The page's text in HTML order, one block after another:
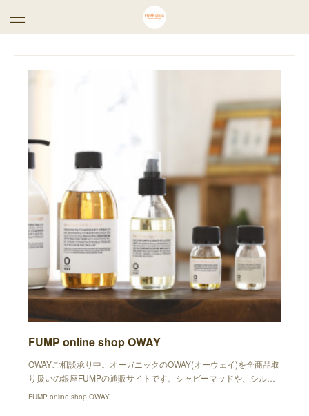
FUMP online shop OWAY
OWAYご相談承り中。オーガニックのOWAY(オーウェイ)を全商品取
り扱いの銀座FUMPの通販サイトです。シャビーマッドや、シル…
FUMP online shop OWAY